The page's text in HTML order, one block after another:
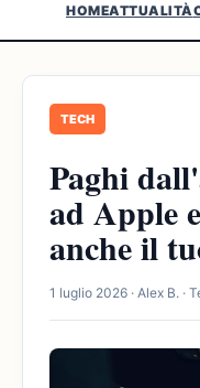
HOMEATTUALITÀ
TECH
Paghi
ad Apple
anche il
1 luglio 2026 · Alex B. ·